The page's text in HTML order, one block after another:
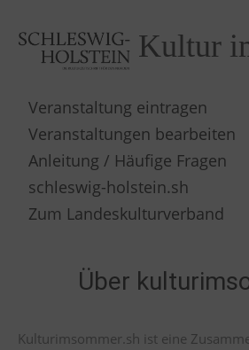
Kultur
Veranstaltung eintragen
Veranstaltungen bearbeiten
Anleitung / Häufige Fragen
schleswig-holstein.sh
Zum Landeskulturverband
Über
Kulturimsommer.sh ist eine